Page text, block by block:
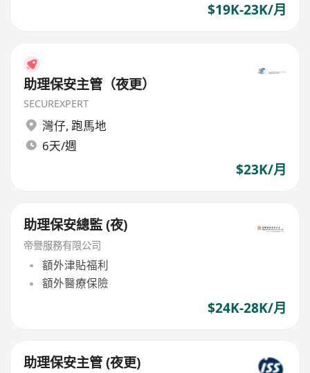
$19K-23K/月
助理保安主管（夜更）
SECUREXPERT
灣仔, 跑馬地
6天/週
$23K/月
助理保安總監 (夜)
帝譽服務有限公司
額外津貼福利
額外醫療保險
$24K-28K/月
助理保安主管 (夜更)